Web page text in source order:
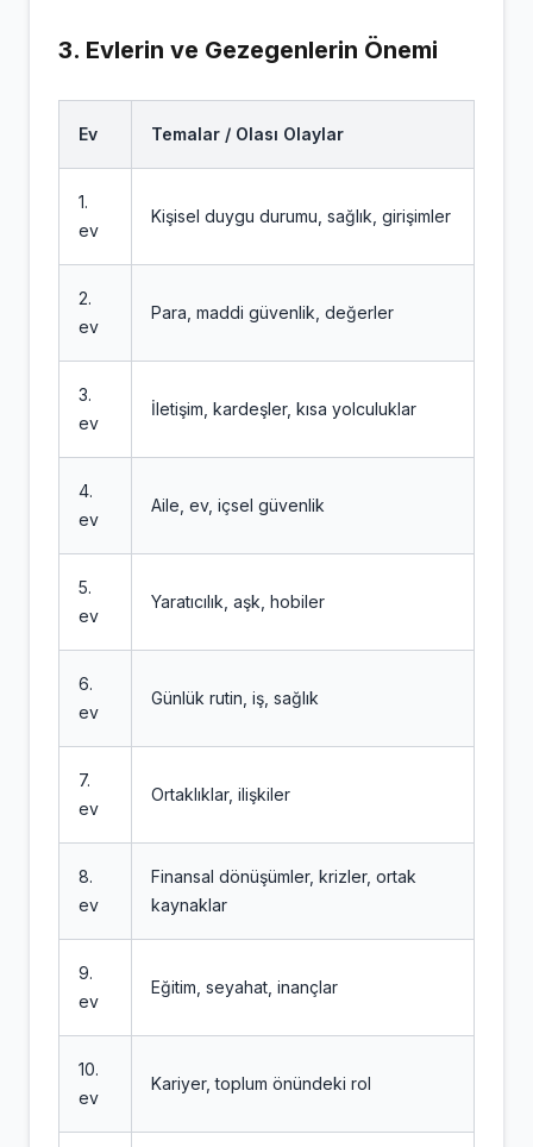
3. Evlerin ve Gezegenlerin Önemi
Ev Temalar / Olası Olaylar
1.
ev
Kişisel duygu durumu, sağlık, girişimler
2.
ev
Para, maddi güvenlik, değerler
3.
ev
İletişim, kardeşler, kısa yolculuklar
4.
ev
Aile, ev, içsel güvenlik
5.
ev
Yaratıcılık, aşk, hobiler
6.
ev
Günlük rutin, iş, sağlık
7.
ev
Ortaklıklar, ilişkiler
8.
ev
Finansal dönüşümler, krizler, ortak
kaynaklar
9.
ev
Eğitim, seyahat, inançlar
10.
ev
Kariyer, toplum önündeki rol